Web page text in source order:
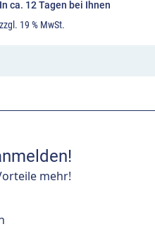
In ca. 12 Tagen bei Ihnen
zzgl. 19 % MwSt.
mehr!